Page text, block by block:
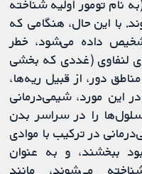
نام تومور اولیه شناخته
با این حال، هنگامی که
داده می‌شود، خطر
لنفاوی (غددی که بخشی
دور، از قبیل ریه‌ها،
این مورد، شیمی‌درمانی
را در سراسر بدن
در ترکیب با موادی
ببخشند، و به عنوان
می‌شوند، مانند